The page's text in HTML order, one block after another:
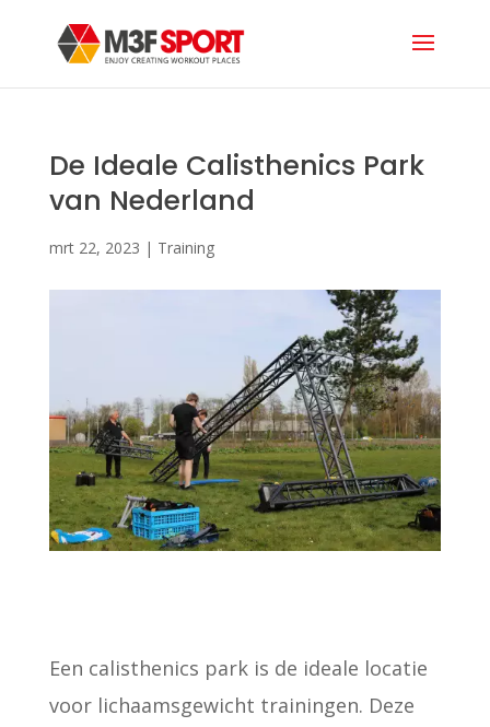
De Ideale Calisthenics Park
van Nederland
mrt 22, 2023 | Training
Een calisthenics park is de ideale locatie
voor lichaamsgewicht trainingen. Deze